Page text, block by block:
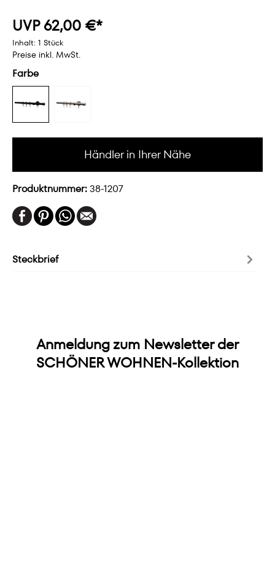
UVP 62,00 €*
Inhalt: 1 Stück
Preise inkl. MwSt.
Farbe
Händler in Ihrer Nähe
Produktnummer:38-1207
Steckbrief
Anmeldung zum Newsletter der
SCHÖNER WOHNEN-Kollektion